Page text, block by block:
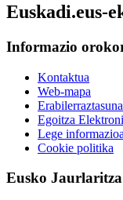
Euskadi.eus-
Informazio
Kontaktua
Web-mapa
Erabilerraztasuna
Egoitza
Lege informazioa
Cookie politika
Eusko Jaurlaritza